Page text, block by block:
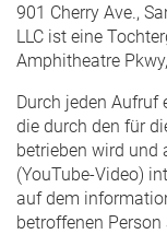
901 Cherry Ave.,
LLC ist eine
Amphitheatre
Durch jeden Aufruf
die durch den für
betrieben wird und
(YouTube-Video)
auf dem
betroffenen